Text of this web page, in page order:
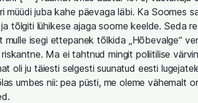
müüdi juba kahe päevaga läbi. Ka Soomes
tõlgiti lühikese ajaga soome keelde. Seda
mulle isegi ettepanek tõlkida „Hõbevalge“
riskantne. Ma ei tahtnud mingit poliitilise
oli ju täiesti selgesti suunatud eesti
umbes nii: pea püsti, me oleme vähemalt